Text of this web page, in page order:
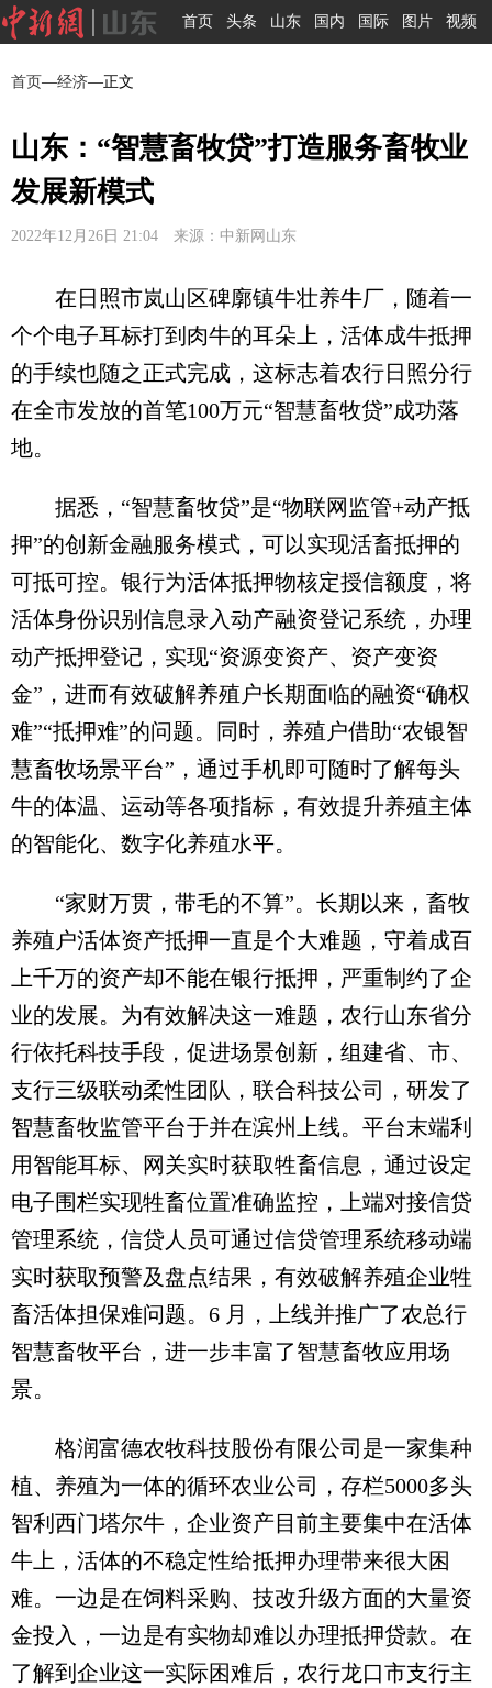
首页 头条 山东 国内 国际 图片 视频
首页—经济—正文
山东：“智慧畜牧贷”打造服务畜牧业
发展新模式
2022年12月26日 21:04 来源：中新网山东
在日照市岚山区碑廓镇牛壮养牛厂，随着一
个个电子耳标打到肉牛的耳朵上，活体成牛抵押
的手续也随之正式完成，这标志着农行日照分行
在全市发放的首笔100万元“智慧畜牧贷”成功落
地。
据悉，“智慧畜牧贷”是“物联网监管+动产抵
押”的创新金融服务模式，可以实现活畜抵押的
可抵可控。银行为活体抵押物核定授信额度，将
活体身份识别信息录入动产融资登记系统，办理
动产抵押登记，实现“资源变资产、资产变资
金”，进而有效破解养殖户长期面临的融资“确权
难”“抵押难”的问题。同时，养殖户借助“农银智
慧畜牧场景平台”，通过手机即可随时了解每头
牛的体温、运动等各项指标，有效提升养殖主体
的智能化、数字化养殖水平。
“家财万贯，带毛的不算”。长期以来，畜牧
养殖户活体资产抵押一直是个大难题，守着成百
上千万的资产却不能在银行抵押，严重制约了企
业的发展。为有效解决这一难题，农行山东省分
行依托科技手段，促进场景创新，组建省、市、
支行三级联动柔性团队，联合科技公司，研发了
智慧畜牧监管平台于并在滨州上线。平台末端利
用智能耳标、网关实时获取牲畜信息，通过设定
电子围栏实现牲畜位置准确监控，上端对接信贷
管理系统，信贷人员可通过信贷管理系统移动端
实时获取预警及盘点结果，有效破解养殖企业牲
畜活体担保难问题。6 月，上线并推广了农总行
智慧畜牧平台，进一步丰富了智慧畜牧应用场
景。
格润富德农牧科技股份有限公司是一家集种
植、养殖为一体的循环农业公司，存栏5000多头
智利西门塔尔牛，企业资产目前主要集中在活体
牛上，活体的不稳定性给抵押办理带来很大困
难。一边是在饲料采购、技改升级方面的大量资
金投入，一边是有实物却难以办理抵押贷款。在
了解到企业这一实际困难后，农行龙口市支行主